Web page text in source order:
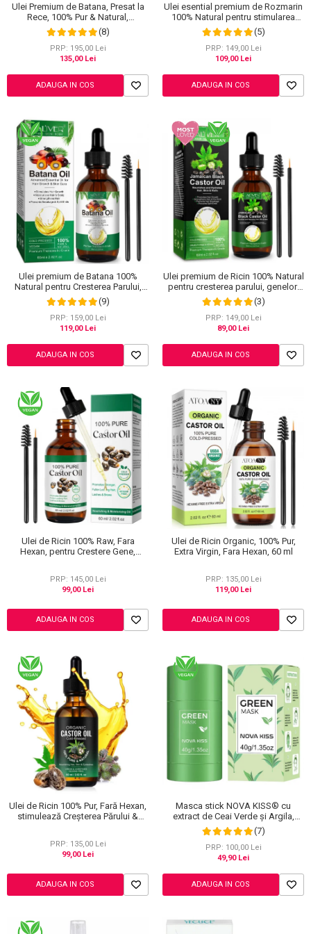
Scrub / Balsam de buze
Netestate pe Animale
Ulei Premium de Batana, Presat la
Rece, 100% Pur & Natural,
Stopeaza Caderea Parului, Efect
Puternic Regenerator, 220 g
(8)
PRP: 195,00 Lei
135,00 Lei
ADAUGA IN COS
Ulei esential premium de Rozmarin
100% Natural pentru stimularea
cresterii parului, genelor,
sprancenelor sau unghiilor, NOVA
KISS® 60 ml
(5)
PRP: 149,00 Lei
109,00 Lei
ADAUGA IN COS
Ulei premium de Batana 100%
Natural pentru Cresterea Parului,
Tratarea scalpului, Ingrijirea Tenului,
Genelor si Sprancenelor, Aliver 60
ml
(9)
PRP: 159,00 Lei
119,00 Lei
ADAUGA IN COS
Ulei premium de Ricin 100% Natural
pentru cresterea parului, genelor,
sprancenelor si unghiilor, Aliver 60
ml
(3)
PRP: 149,00 Lei
89,00 Lei
ADAUGA IN COS
Ulei de Ricin 100% Raw, Fara
Hexan, pentru Crestere Gene,
PRP: 145,00 Lei
99,00 Lei
ADAUGA IN COS
Ulei de Ricin Organic, 100% Pur,
Extra Virgin, Fara Hexan, 60 ml
PRP: 135,00 Lei
119,00 Lei
ADAUGA IN COS
Ulei de Ricin 100% Pur, Fară Hexan,
stimulează Creșterea Părului &
PRP: 135,00 Lei
99,00 Lei
ADAUGA IN COS
Masca stick NOVA KISS® cu
extract de Ceai Verde și Argila,
impotriva Acneei, Excesului de
Sebum, Anti Puncte Negre, 40 g
(7)
PRP: 100,00 Lei
49,90 Lei
ADAUGA IN COS